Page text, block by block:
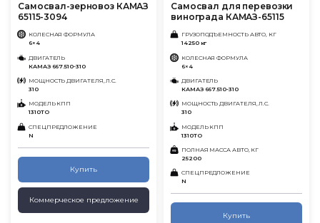
Самосвал-зерновоз КАМАЗ
65115-3094
КОЛЕСНАЯ ФОРМУЛА
6×4
ДВИГАТЕЛЬ
КАМАЗ 667.510-310
МОЩНОСТЬ ДВИГАТЕЛЯ, Л.С.
310
МОДЕЛЬ КПП
1310ТО
СПЕЦПРЕДЛОЖЕНИЕ
N
Купить
Коммерческое предложение
Самосвал для перевозки
винограда КАМАЗ-65115
ГРУЗОПОДЪЕМНОСТЬ АВТО, КГ
14250 кг
КОЛЕСНАЯ ФОРМУЛА
6×4
ДВИГАТЕЛЬ
КАМАЗ 667.510-310
МОЩНОСТЬ ДВИГАТЕЛЯ, Л.С.
310
МОДЕЛЬ КПП
1310ТО
ПОЛНАЯ МАССА АВТО, КГ
25200
СПЕЦПРЕДЛОЖЕНИЕ
N
Купить